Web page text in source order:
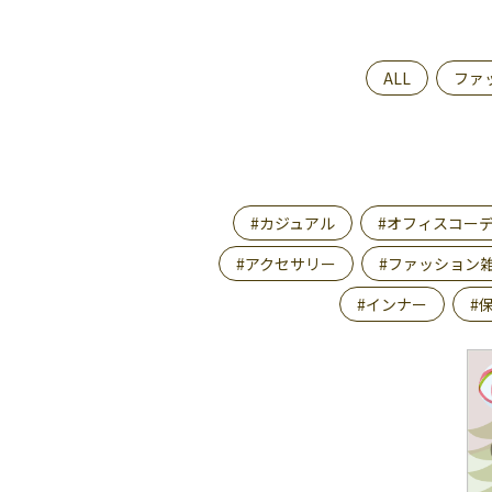
ALL ファ
#カジュアル #オフィスコー
#アクセサリー
#ファッション
#インナー
#